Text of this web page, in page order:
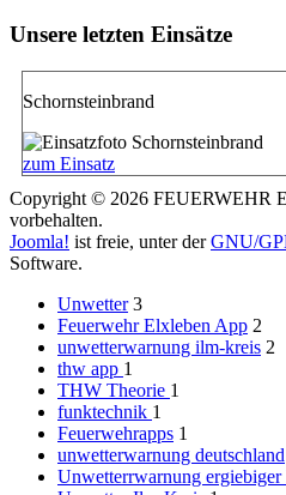
Unsere letzten Einsätze
Schornsteinbrand
zum Einsatz
Copyright © 2026 FEUERWEHR
vorbehalten.
Joomla! ist freie, unter derGNU/
Software.
Unwetter 3
Feuerwehr Elxleben App 2
unwetterwarnung ilm-kreis 2
thw app 1
THW Theorie 1
funktechnik 1
Feuerwehrapps 1
unwetterwarnung deutschland
Unwetterrwarnung ergiebiger